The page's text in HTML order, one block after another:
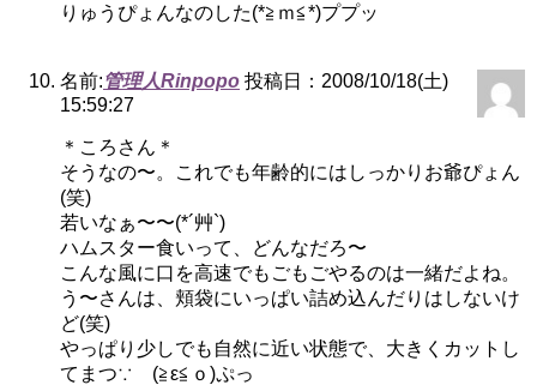
りゅうぴょんなのした(*≧ｍ≦*)ププッ
名前:管理人Rinpopo 投稿日：2008/10/18(土)
15:59:27
＊ころさん＊
そうなの〜。これでも年齢的にはしっかりお爺ぴょん
(笑)
若いなぁ〜〜(*´艸`)
ハムスター食いって、どんなだろ〜
こんな風に口を高速でもごもごやるのは一緒だよね。
う〜さんは、頬袋にいっぱい詰め込んだりはしないけ
ど(笑)
やっぱり少しでも自然に近い状態で、大きくカットし
てまつ∵ゞ(≧ε≦ｏ)ぷっ